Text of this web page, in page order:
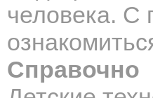
человека. С
Справочно